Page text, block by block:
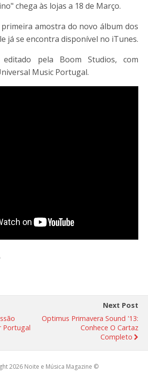
chega às lojas a 18 de Março.
primeira amostra do novo álbum dos
já se encontra disponível no iTunes.
pela Boom Studios, com
Music Portugal.
Portugal
Next Post
Optimus Primavera Sound '13:
Conhece O Cartaz
Completo
2026 Noite e Música Magazine ©